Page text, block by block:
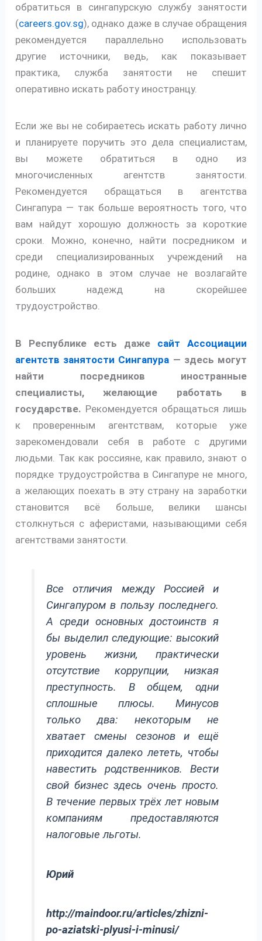
обратиться в сингапурскую службу занятости
(careers.gov.sg), однако даже в случае обращения
рекомендуется параллельно использовать
другие источники, ведь, как показывает
практика, служба занятости не спешит
оперативно искать работу иностранцу.
Если же вы не собираетесь искать работу лично
и планируете поручить это дела специалистам,
вы можете обратиться в одно из
многочисленных агентств занятости.
Рекомендуется обращаться в агентства
Сингапура — так больше вероятность того, что
вам найдут хорошую должность за короткие
сроки. Можно, конечно, найти посредником и
среди специализированных учреждений на
родине, однако в этом случае не возлагайте
больших надежд на скорейшее
трудоустройство.
В Республике есть даже сайт Ассоциации
агентств занятости Сингапура — здесь могут
найти посредников иностранные
специалисты, желающие работать в
государстве. Рекомендуется обращаться лишь
к проверенным агентствам, которые уже
зарекомендовали себя в работе с другими
людьми. Так как россияне, как правило, знают о
порядке трудоустройства в Сингапуре не много,
а желающих поехать в эту страну на заработки
становится всё больше, велики шансы
столкнуться с аферистами, называющими себя
агентствами занятости.
Все отличия между Россией и
Сингапуром в пользу последнего.
А среди основных достоинств я
бы выделил следующие: высокий
уровень жизни, практически
отсутствие коррупции, низкая
преступность. В общем, одни
сплошные плюсы. Минусов
только два: некоторым не
хватает смены сезонов и ещё
приходится далеко лететь, чтобы
навестить родственников. Вести
свой бизнес здесь очень просто.
В течение первых трёх лет новым
компаниям предоставляются
налоговые льготы.
Юрий
http://maindoor.ru/articles/zhizni-
po-aziatski-plyusi-i-minusi/